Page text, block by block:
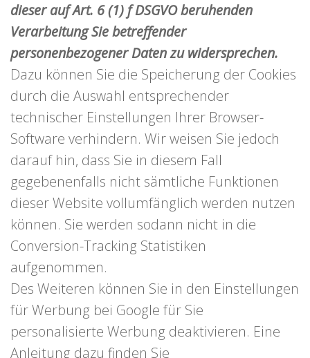
dieser auf Art. 6 (1) f DSGVO beruhenden
Verarbeitung Sie betreffender
personenbezogener Daten zu widersprechen.
Dazu können Sie die Speicherung der Cookies
durch die Auswahl entsprechender
technischer Einstellungen Ihrer Browser-
Software verhindern. Wir weisen Sie jedoch
darauf hin, dass Sie in diesem Fall
gegebenenfalls nicht sämtliche Funktionen
dieser Website vollumfänglich werden nutzen
können. Sie werden sodann nicht in die
Conversion-Tracking Statistiken
aufgenommen.
Des Weiteren können Sie in den Einstellungen
für Werbung bei Google für Sie
personalisierte Werbung deaktivieren. Eine
Anleitung dazu finden Sie